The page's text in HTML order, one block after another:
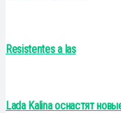
Resistentes a las
Lada Kalina оснастят